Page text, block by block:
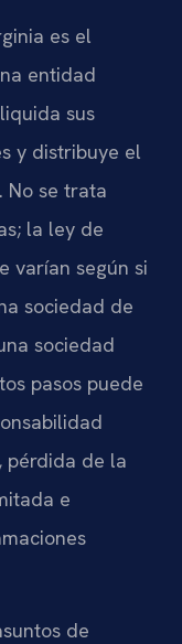
es el
entidad
sus
y distribuye el
No se trata
la ley de
varían según si
sociedad de
sociedad
pasos puede
pérdida de la
e
de